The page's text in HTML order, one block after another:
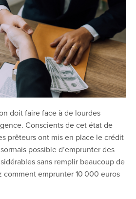
doit faire face à de lourdes
Conscients de cet état de
prêteurs ont mis en place le crédit
possible d’emprunter des
sans remplir beaucoup de
comment emprunter 10 000 euros